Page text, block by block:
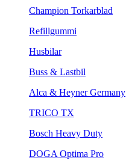
Champion Torkarblad
Refillgummi
Husbilar
Buss & Lastbil
Alca & Heyner Germany
TRICO TX
Bosch Heavy Duty
DOGA Optima Pro